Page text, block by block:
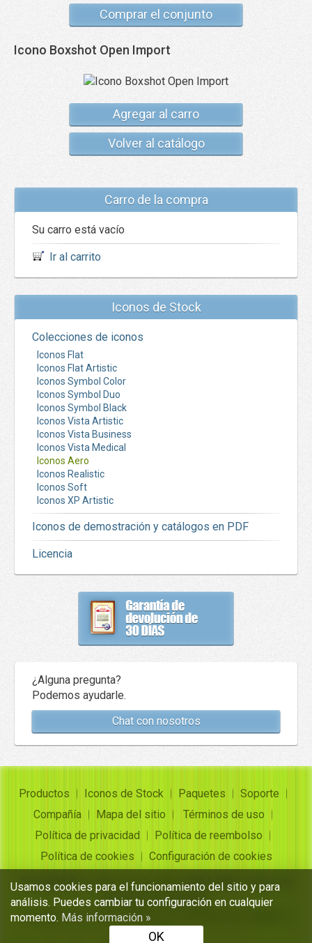
Comprar el conjunto
Icono Boxshot Open Import
Agregar al carro
Volver al catálogo
Carro de la compra
Su carro está vacío
Ir al carrito
Iconos de Stock
Colecciones de iconos
Iconos Flat
Iconos Flat Artistic
Iconos Symbol Color
Iconos Symbol Duo
Iconos Symbol Black
Iconos Vista Artistic
Iconos Vista Business
Iconos Vista Medical
Iconos Aero
Iconos Realistic
Iconos Soft
Iconos XP Artistic
Iconos de demostración y catálogos en PDF
Licencia
¿Alguna pregunta?
Podemos ayudarle.
Chat con nosotros
Productos Iconos de Stock Paquetes
Soporte
Compañía
Mapa del sitio
Términos de uso
Política de privacidad
Política de reembolso
Política de cookies
Configuración de cookies
Copyright ©Insofta Development 2004-2026. Todos los
derechos reservados
Conjuntos de iconos gratuitos, convertidor de imagen a
icono
Usamos cookies para el funcionamiento del sitio y para
análisis. Puedes cambiar tu configuración en cualquier
momento. Más información »
OK